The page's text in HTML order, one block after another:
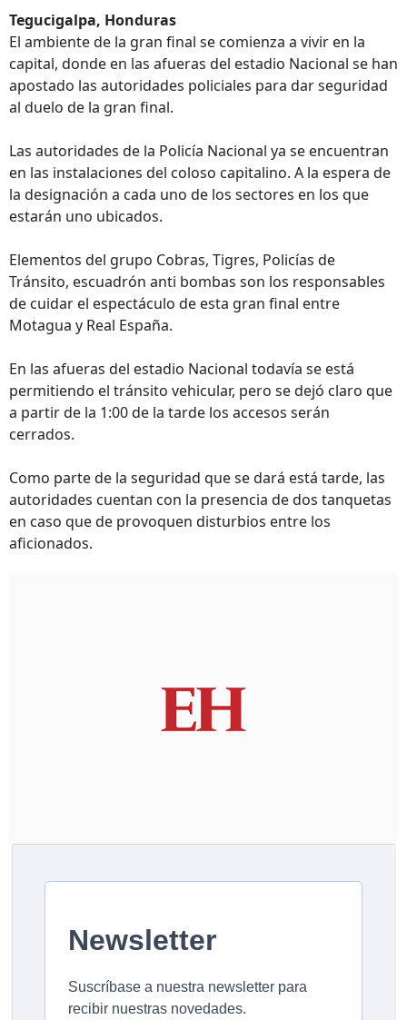
Tegucigalpa, Honduras
El ambiente de la gran final se comienza a vivir en la
capital, donde en las afueras del estadio Nacional se han
apostado las autoridades policiales para dar seguridad
al duelo de la gran final.
Las autoridades de la Policía Nacional ya se encuentran
en las instalaciones del coloso capitalino. A la espera de
la designación a cada uno de los sectores en los que
estarán uno ubicados.
Elementos del grupo Cobras, Tigres, Policías de
Tránsito, escuadrón anti bombas son los responsables
de cuidar el espectáculo de esta gran final entre
Motagua y Real España.
En las afueras del estadio Nacional todavía se está
permitiendo el tránsito vehicular, pero se dejó claro que
a partir de la 1:00 de la tarde los accesos serán
cerrados.
Como parte de la seguridad que se dará está tarde, las
autoridades cuentan con la presencia de dos tanquetas
en caso que de provoquen disturbios entre los
aficionados.